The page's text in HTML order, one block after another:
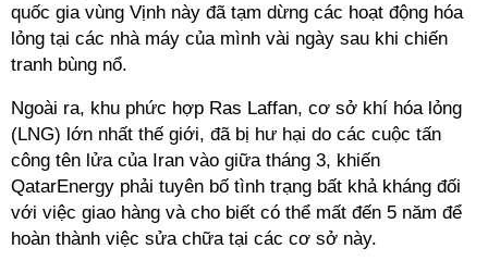
quốc gia vùng Vịnh này đã tạm dừng các hoạt động hóa
lỏng tại các nhà máy của mình vài ngày sau khi chiến
tranh bùng nổ.
Ngoài ra, khu phức hợp Ras Laffan, cơ sở khí hóa lỏng
(LNG) lớn nhất thế giới, đã bị hư hại do các cuộc tấn
công tên lửa của Iran vào giữa tháng 3, khiến
QatarEnergy phải tuyên bố tình trạng bất khả kháng đối
với việc giao hàng và cho biết có thể mất đến 5 năm để
hoàn thành việc sửa chữa tại các cơ sở này.